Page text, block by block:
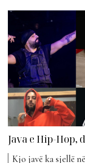
pësuar një rënie
poshtë se cilat
vende) Sergio –
Java e Hip-Hop,
Kjo javë ka sjellë